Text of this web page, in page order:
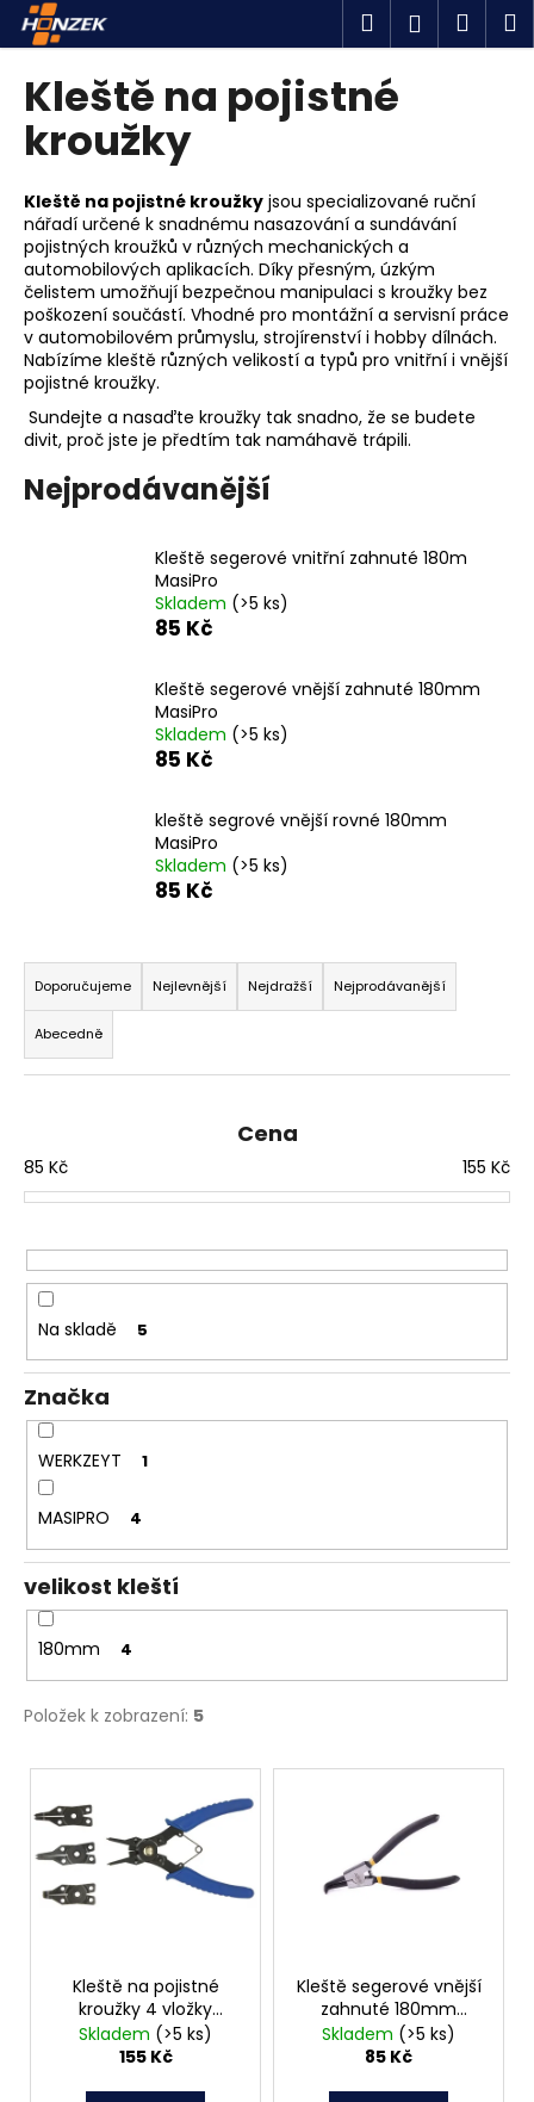
Přejít
obsah
Hledat
Kleště na pojistné
kroužky
Kleště na pojistné kroužky jsou specializované ruční
nářadí určené k snadnému nasazování a sundávání
pojistných kroužků v různých mechanických a
automobilových aplikacích. Díky přesným, úzkým
čelistem umožňují bezpečnou manipulaci s kroužky bez
poškození součástí. Vhodné pro montážní a servisní práce
v automobilovém průmyslu, strojírenství i hobby dílnách.
Nabízíme kleště různých velikostí a typů pro vnitřní i vnější
pojistné kroužky.
Sundejte a nasaďte kroužky tak snadno, že se budete
divit, proč jste je předtím tak namáhavě trápili.
Nejprodávanější
Kleště segerové vnitřní zahnuté 180m
MasiPro
Skladem (>5 ks)
85 Kč
Kleště segerové vnější zahnuté 180mm
MasiPro
Skladem (>5 ks)
85 Kč
kleště segrové vnější rovné 180mm
MasiPro
Skladem (>5 ks)
85 Kč
Ř
a
z
e
n
r
o
u
k
ů
Doporučujeme Nejlevnější Nejdražší Nejprodávanější
Abecedně
Cena
85 Kč 155 Kč
Na skladě 5
Značka
WERKZEYT 1
MASIPRO 4
velikost kleští
180mm 4
Položek k zobrazení: 5
V
ý
Kleště na pojistné
kroužky 4 vložky
Connex
Skladem (>5 ks)
155 Kč
Kleště segerové vnější
zahnuté 180mm
MasiPro
Skladem (>5 ks)
85 Kč
o
C
o
p
o
t
ř
e
b
u
j
e
t
e
HLEDAT
p
o
r
u
č
m
e
MATICE
ŠESTIHRANNÁ
PŘESNÁ
NEREZ
0,30
Kč